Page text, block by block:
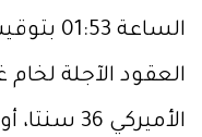
الساعة
العقود الآجلة